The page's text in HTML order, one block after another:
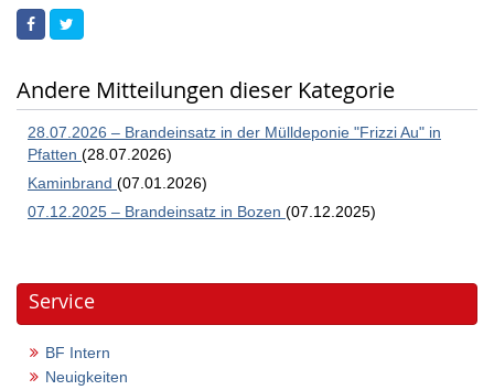
Andere Mitteilungen dieser Kategorie
28.07.2026 – Brandeinsatz in der Mülldeponie "Frizzi Au" in
Pfatten (28.07.2026)
Kaminbrand (07.01.2026)
07.12.2025 – Brandeinsatz in Bozen (07.12.2025)
Service
BF Intern
Neuigkeiten